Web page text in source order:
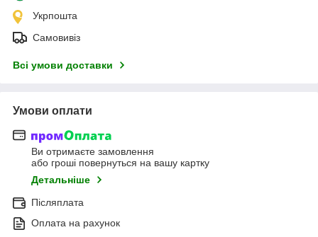
Укрпошта
Самовивіз
Всі умови доставки
Умови оплати
Ви отримаєте замовлення
або гроші повернуться на вашу картку
Детальніше
Післяплата
Оплата на рахунок